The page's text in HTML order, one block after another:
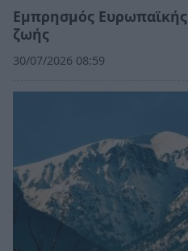
Εμπρησμός
ζωής
30/07/2026 08:59